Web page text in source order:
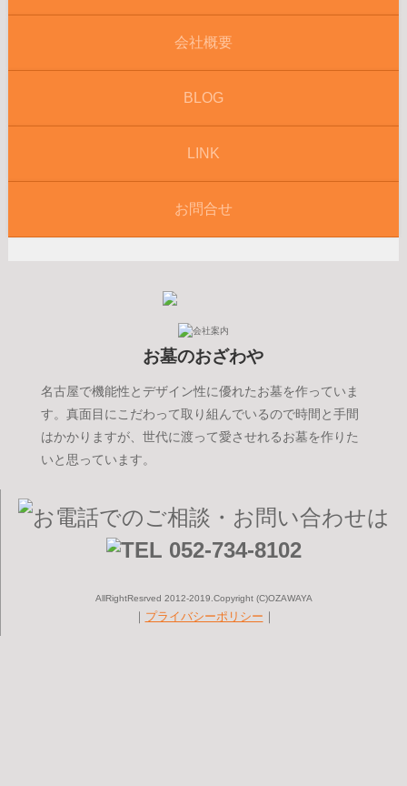
会社概要
BLOG
LINK
お問合せ
お墓のおざわや
名古屋で機能性とデザイン性に優れたお墓を作っていま
す。真面目にこだわって取り組んでいるので時間と手間
はかかりますが、世代に渡って愛させれるお墓を作りた
いと思っています。
AllRightResrved 2012-2019.Copyright (C)OZAWAYA
｜ プライバシーポリシー ｜